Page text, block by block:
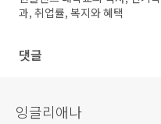
과, 취업률, 복지와 혜택
댓글
잉글리애나